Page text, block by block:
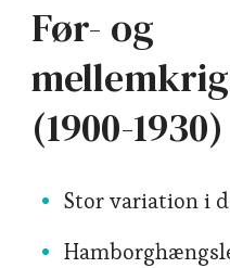
Før- og
(1900-1930)
Stor variation i